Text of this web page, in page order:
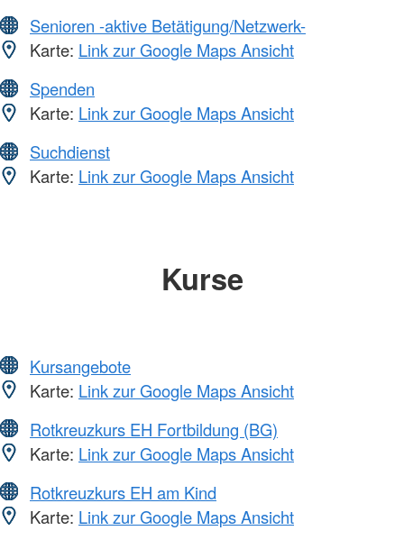
Senioren -aktive Betätigung/Netzwerk-
Karte: Link zur Google Maps Ansicht
Spenden
Karte: Link zur Google Maps Ansicht
Suchdienst
Karte: Link zur Google Maps Ansicht
Kurse
Kursangebote
Karte: Link zur Google Maps Ansicht
Rotkreuzkurs EH Fortbildung (BG)
Karte: Link zur Google Maps Ansicht
Rotkreuzkurs EH am Kind
Karte: Link zur Google Maps Ansicht